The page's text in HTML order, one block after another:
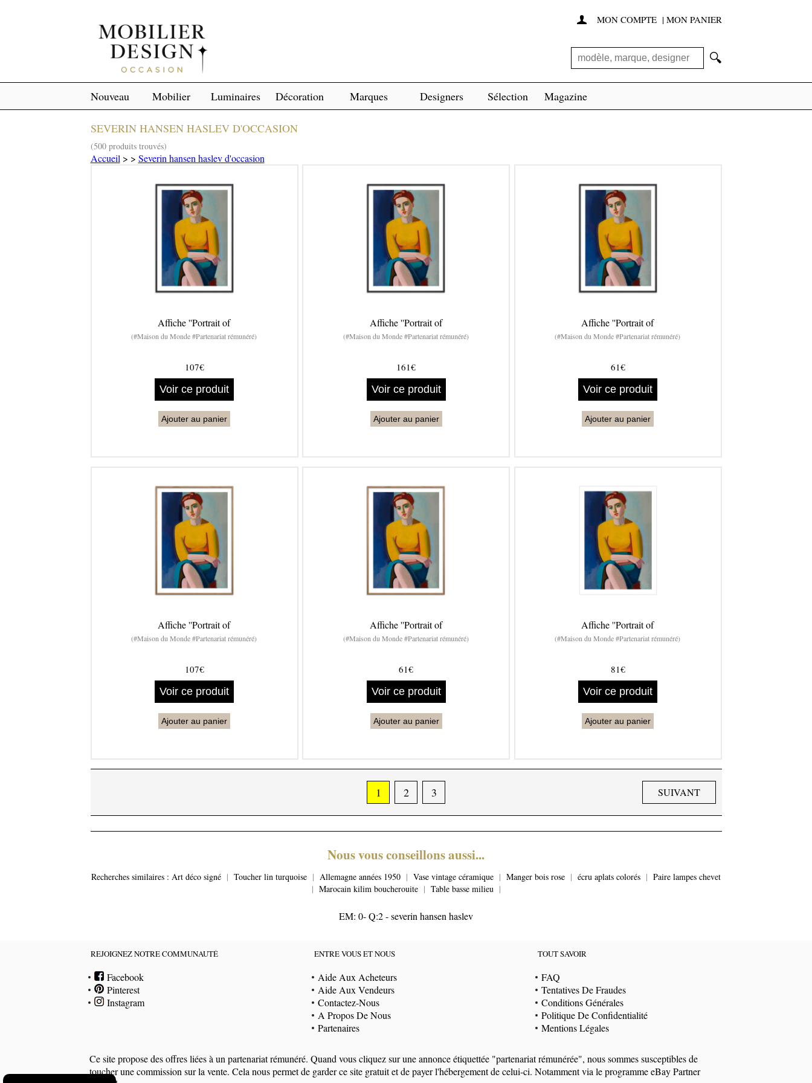
 MON COMPTE | MON PANIER
🔍
Nouveau Mobilier Luminaires Décoration Marques Designers Sélection Magazine
SEVERIN HANSEN HASLEV D'OCCASION
(500 produits trouvés)
Accueil> > Severin hansen haslev d'occasion
Affiche ''Portrait of
(#Maison du Monde #Partenariat rémunéré)
107€
Voir ce produit
Ajouter au panier
Affiche ''Portrait of
(#Maison du Monde #Partenariat rémunéré)
161€
Voir ce produit
Ajouter au panier
Affiche ''Portrait of
(#Maison du Monde #Partenariat rémunéré)
61€
Voir ce produit
Ajouter au panier
Affiche ''Portrait of
(#Maison du Monde #Partenariat rémunéré)
107€
Voir ce produit
Ajouter au panier
Affiche ''Portrait of
(#Maison du Monde #Partenariat rémunéré)
61€
Voir ce produit
Ajouter au panier
Affiche ''Portrait of
(#Maison du Monde #Partenariat rémunéré)
81€
Voir ce produit
Ajouter au panier
1 2 3 SUIVANT
Nous vous conseillons aussi...
Recherches similaires : Art déco signé | Toucher lin turquoise | Allemagne années 1950 | Vase vintage céramique | Manger bois rose | écru aplats colorés | Paire lampes chevet
| Marocain kilim boucherouite | Table basse milieu |
EM: 0- Q:2 - severin hansen haslev
REJOIGNEZ NOTRE COMMUNAUTÉ
Facebook
Pinterest
Instagram
ENTRE VOUS ET NOUS
Aide Aux Acheteurs
Aide Aux Vendeurs
Contactez-Nous
A Propos De Nous
Partenaires
TOUT SAVOIR
FAQ
Tentatives De Fraudes
Conditions Générales
Politique De Confidentialité
Mentions Légales
Ce site propose des offres liées à un partenariat rémunéré. Quand vous cliquez sur une annonce étiquettée "partenariat rémunérée", nous sommes susceptibles de
toucher une commission sur la vente. Cela nous permet de garder ce site gratuit et de payer l'hébergement de celui-ci. Notamment via le programme eBay Partner